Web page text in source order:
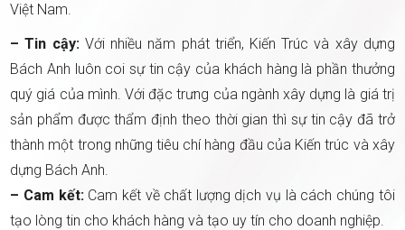
Việt Nam.
– Tin cậy:Với nhiều năm phát triển, Kiến Trúc và xây dựng
Bách Anh luôn coi sự tin cậy của khách hàng là phần thưởng
quý giá của mình. Với đặc trưng của ngành xây dựng là giá trị
sản phẩm được thẩm định theo thời gian thì sự tin cậy đã trở
thành một trong những tiêu chí hàng đầu của Kiến trúc và xây
dựng Bách Anh.
– Cam kết:Cam kết về chất lượng dịch vụ là cách chúng tôi
tạo lòng tin cho khách hàng và tạo uy tín cho doanh nghiệp.